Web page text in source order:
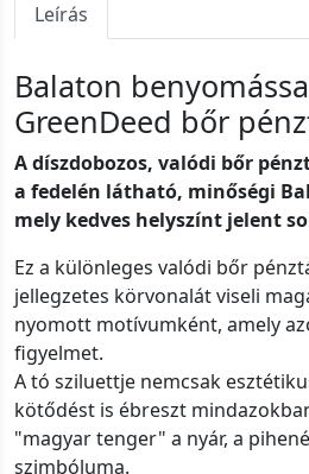
Leírás
Balaton
GreenDeed bőr
A díszdobozos, valódi bőr
a fedelén látható, minőségi
mely kedves helyszínt jelent
Ez a különleges valódi bőr
jellegzetes körvonalát viseli
nyomott motívumként, amely
figyelmet.
A tó sziluettje nemcsak
kötődést is ébreszt
"magyar tenger" a nyár, a
szimbóluma.